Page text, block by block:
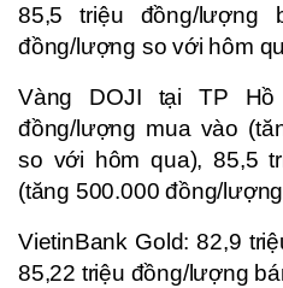
85,5 triệu đồng/lượng
đồng/lượng so với hôm
Vàng DOJI tại TP
đồng/lượng mua vào
so với hôm qua), 85,5
(tăng 500.000 đồng/
VietinBank Gold: 82,9
85,22 triệu đồng/lượng